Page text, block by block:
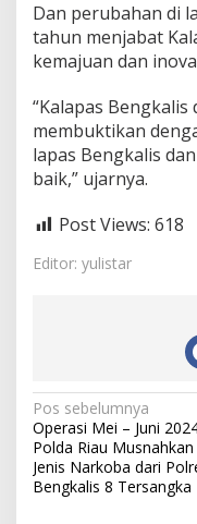
Dan perubahan di
tahun menjabat
kemajuan dan
“Kalapas
membuktikan
lapas Bengkalis
baik,” ujarnya.
Post Views: 618
Editor: yulistar
N
a
v
i
Pos sebelumnya
Operasi Mei – Juni
Polda Riau
Jenis Narkoba dari
Bengkalis 8 Tersangka